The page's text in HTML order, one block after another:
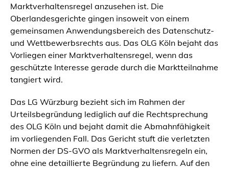
Marktverhaltensregel anzusehen ist. Die
Oberlandesgerichte gingen insoweit von einem
gemeinsamen Anwendungsbereich des Datenschutz-
und Wettbewerbsrechts aus. Das OLG Köln bejaht das
Vorliegen einer Marktverhaltensregel, wenn das
geschützte Interesse gerade durch die Marktteilnahme
tangiert wird.
Das LG Würzburg bezieht sich im Rahmen der
Urteilsbegründung lediglich auf die Rechtsprechung
des OLG Köln und bejaht damit die Abmahnfähigkeit
im vorliegenden Fall. Das Gericht stuft die verletzten
Normen der DS-GVO als Marktverhaltensregeln ein,
ohne eine detaillierte Begründung zu liefern. Auf den